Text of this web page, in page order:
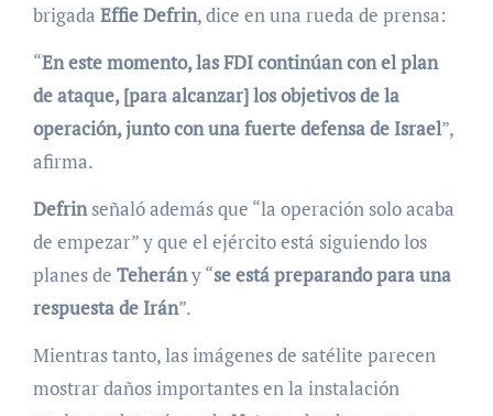
brigada Effie Defrin, dice en una rueda de prensa:
“En este momento, las FDI continúan con el plan
de ataque, [para alcanzar] los objetivos de la
operación, junto con una fuerte defensa de Israel”,
afirma.
Defrinseñaló además que “la operación solo acaba
de empezar” y que el ejército está siguiendo los
planes de Teherány “se está preparando para una
respuesta de Irán”.
Mientras tanto, las imágenes de satélite parecen
mostrar daños importantes en la instalación